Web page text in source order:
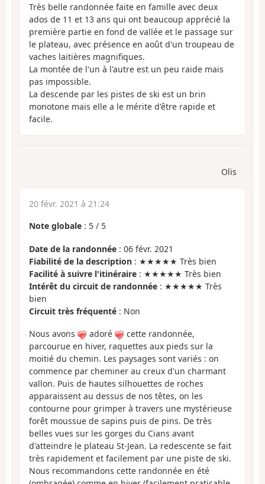
Très belle randonnée faite en famille avec deux
ados de 11 et 13 ans qui ont beaucoup apprécié la
première partie en fond de vallée et le passage sur
le plateau, avec présence en août d'un troupeau de
vaches laitières magnifiques.
La montée de l'un à l'autre est un peu raide mais
pas impossible.
La descende par les pistes de ski est un brin
monotone mais elle a le mérite d'être rapide et
facile.
Olis
20 févr. 2021 à 21:24
Note globale : 5 / 5
Date de la randonnée : 06 févr. 2021
Fiabilité de la description : ★★★★★ Très bien
Facilité à suivre l'itinéraire : ★★★★★ Très bien
Intérêt du circuit de randonnée : ★★★★★ Très
bien
Circuit très fréquenté : Non
Nous avons adoré
cette randonnée,
parcourue en hiver, raquettes aux pieds sur la
moitié du chemin. Les paysages sont variés : on
commence par cheminer au creux d'un charmant
vallon. Puis de hautes silhouettes de roches
apparaissent au dessus de nos têtes, on les
contourne pour grimper à travers une mystérieuse
forêt moussue de sapins puis de pins. De très
belles vues sur les gorges du Cians avant
d'atteindre le plateau St-Jean. La redescente se fait
très rapidement et facilement par une piste de ski.
Nous recommandons cette randonnée en été